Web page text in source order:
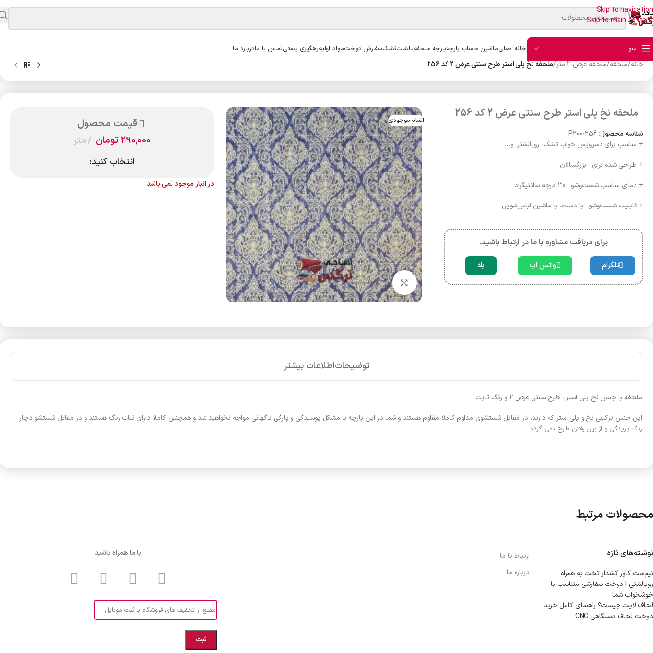
Skip to navigation
Skip to main content
منو خانه اصلیماشین حساب پارچهپارچه ملحفهبالشتتشکسفارش دوختمواد اولیهرهگیری پستیتماس با مادرباره ما
خانه/ملحفه/ملحفه عرض 2 متر /ملحفه نخ پلی استر طرح سنتی عرض 2 کد 256
ملحفه نخ پلی استر طرح سنتی عرض 2 کد 256
شناسه محصول:P200-256
+ مناسب برای : سرویس خواب تشک، روبالشتی و…
+ طراحی شده برای : بزرگسالان
+ دمای مناسب شست‌وشو : 30 درجه سانتیگراد
+ قابلیت شست‌وشو : با دست، با ماشین لباس‌شویی
برای دریافت مشاوره با ما در ارتباط باشید.
تلگرام واتس اپ بله
اتمام موجودی
بزرگنمایی تصویر
قیمت محصول
290,000تومان متر
انتخاب کنید:
در انبار موجود نمی باشد
توضیحاتاطلاعات بیشتر
ملحفه با جنس نخ پلی استر ، طرح سنتی عرض 2 و رنگ ثابت
این جنس ترکیبی نخ و پلی استر که دارند، در مقابل شستشوی مداوم کاملا مقاوم هستند و شما در این پارچه با مشکل پوسیدگی و پارگی ناگهانی مواجه نخواهید شد و همچنین کاملا دارای ثبات رنگ هستند و در مقابل شستشو دچار
رنگ پریدگی و از بین رفتن طرح نمی گردد.
محصولات مرتبط
نوشته‌های تازه
نیم‌ست کاور کشدار تخت به همراه
روبالشتی | دوخت سفارشی متناسب با
خوشخواب شما
لحاف لایت چیست؟ راهنمای کامل خرید
دوخت لحاف دستگاهی CNC
ارتباط با ما
درباره ما
با ما همراه باشید
مطلع از تخفیف های فروشگاه با ثبت موبایل